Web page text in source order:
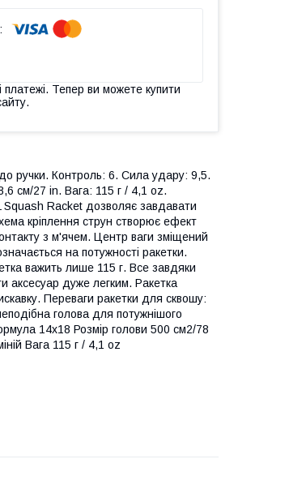
платежі. Тепер ви можете купити
ручки. Контроль: 6. Сила удару: 9,5.
см/27 in. Вага: 115 г / 4,1 oz.
Racket дозволяє завдавати
кріплення струн створює ефект
з м'ячем. Центр ваги зміщений
на потужності ракетки.
важить лише 115 г. Все завдяки
аксесуар дуже легким. Ракетка
Переваги ракетки для сквошу:
голова для потужнішого
14x18 Розмір голови 500 см2/78
Вага 115 г / 4,1 oz